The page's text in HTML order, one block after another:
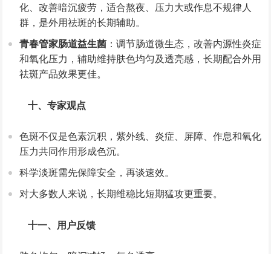
化、改善暗沉疲劳，适合熬夜、压力大或作息不规律人
群，是外用祛斑的长期辅助。
青春管家肠道益生菌 ：调节肠道微生态，改善内源性炎症
和氧化压力，辅助维持肤色均匀及透亮感，长期配合外用
祛斑产品效果更佳。
十、专家观点
色斑不仅是色素沉积，紫外线、炎症、屏障、作息和氧化
压力共同作用形成色沉。
科学淡斑需先保障安全，再谈速效。
对大多数人来说，长期维稳比短期猛攻更重要。
十一、用户反馈